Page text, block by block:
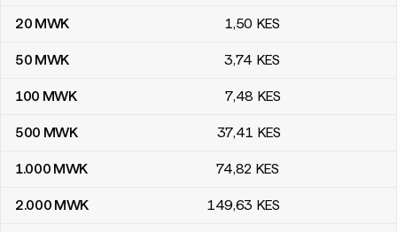
Umrechnungstabelle Malawi-Kwacha zu Kenia-Schilling
20 MWK 1,50 KES
50 MWK 3,74 KES
100 MWK 7,48 KES
500 MWK 37,41 KES
1.000 MWK 74,82 KES
2.000 MWK 149,63 KES